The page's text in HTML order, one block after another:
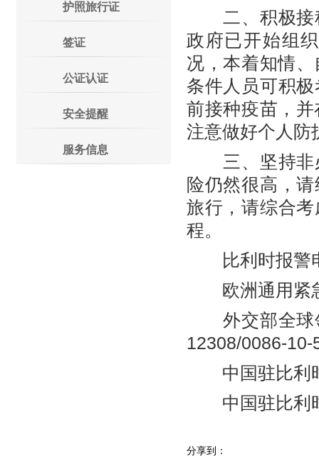
护照旅行证
签证
公证认证
安全提醒
服务信息
二、积极接种
政府已开始组
况，本着知情
条件人员可积
前接种疫苗，
注意做好个人防
三、坚持非必
险仍然很高，
旅行，请综合
程。
比利时报警
欧洲通用紧
外交部全球领
12308/0086-10-
中国驻比利时
中国驻比利时
分享到：